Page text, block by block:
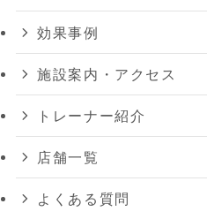
効果事例
施設案内・アクセス
トレーナー紹介
店舗一覧
よくある質問